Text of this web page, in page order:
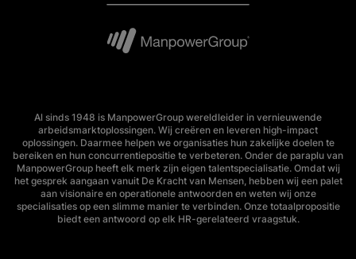
Al sinds 1948 is ManpowerGroup wereldleider in vernieuwende
arbeidsmarktoplossingen. Wij creëren en leveren high-impact
oplossingen. Daarmee helpen we organisaties hun zakelijke doelen te
bereiken en hun concurrentiepositie te verbeteren. Onder de paraplu van
ManpowerGroup heeft elk merk zijn eigen talentspecialisatie. Omdat wij
het gesprek aangaan vanuit De Kracht van Mensen, hebben wij een palet
aan visionaire en operationele antwoorden en weten wij onze
specialisaties op een slimme manier te verbinden. Onze totaalpropositie
biedt een antwoord op elk HR-gerelateerd vraagstuk.